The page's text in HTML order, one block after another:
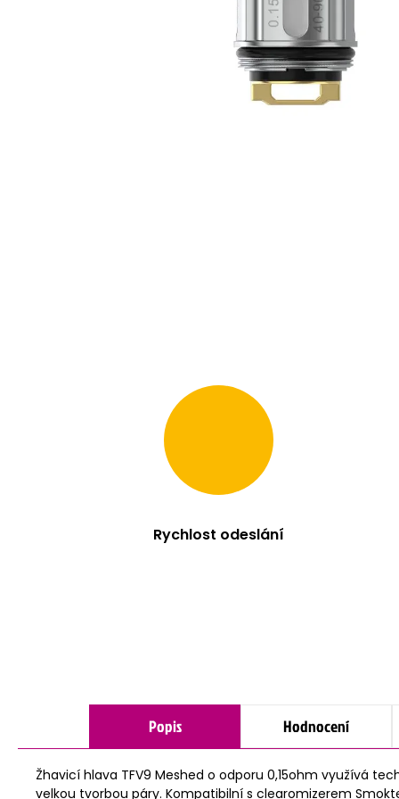
Rychlost odeslání
Popis Hodnocení
Žhavicí hlava TFV9 Meshed o odporu 0,15ohm využívá
velkou tvorbou páry. Kompatibilní s clearomizerem